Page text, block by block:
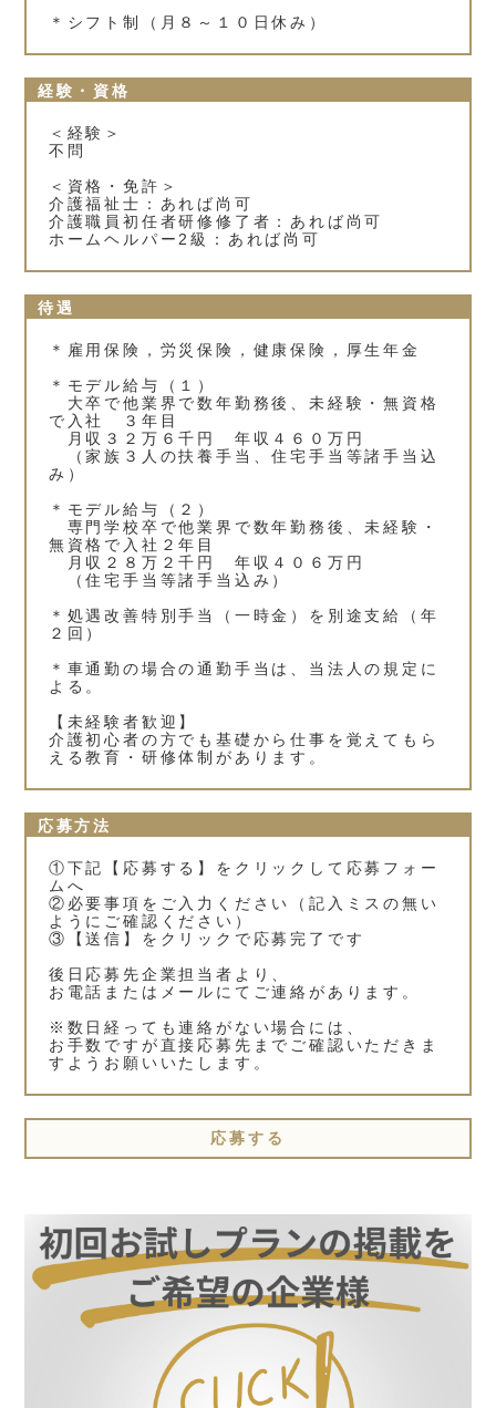
＊シフト制（月８～１０日休み）
経験・資格
＜経験＞
不問
＜資格・免許＞
介護福祉士：あれば尚可
介護職員初任者研修修了者：あれば尚可
ホームヘルパー2級：あれば尚可
待遇
＊雇用保険，労災保険，健康保険，厚生年金
＊モデル給与（１）
大卒で他業界で数年勤務後、未経験・無資格
で入社 ３年目
月収３２万６千円 年収４６０万円
（家族３人の扶養手当、住宅手当等諸手当込
み）
＊モデル給与（２）
専門学校卒で他業界で数年勤務後、未経験・
無資格で入社２年目
月収２８万２千円 年収４０６万円
（住宅手当等諸手当込み）
＊処遇改善特別手当（一時金）を別途支給（年
２回）
＊車通勤の場合の通勤手当は、当法人の規定に
よる。
【未経験者歓迎】
介護初心者の方でも基礎から仕事を覚えてもら
える教育・研修体制があります。
応募方法
①下記【応募する】をクリックして応募フォー
ムへ
②必要事項をご入力ください（記入ミスの無い
ようにご確認ください）
③【送信】をクリックで応募完了です
後日応募先企業担当者より、
お電話またはメールにてご連絡があります。
※数日経っても連絡がない場合には、
お手数ですが直接応募先までご確認いただきま
すようお願いいたします。
応募する